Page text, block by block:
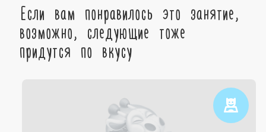
Если вам понравилось это занятие,
возможно, следующие тоже
придутся по вкусу